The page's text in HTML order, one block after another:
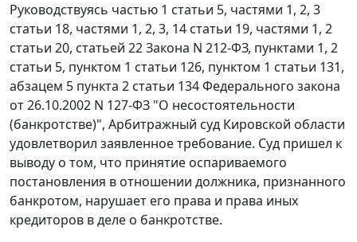
Руководствуясь частью 1 статьи 5, частями 1, 2, 3
статьи 18, частями 1, 2, 3, 14 статьи 19, частями 1, 2
статьи 20, статьей 22Закона N 212-ФЗ, пунктами 1, 2
статьи 5, пунктом 1 статьи 126, пунктом 1 статьи 131,
абзацем 5 пункта 2 статьи 134Федерального закона
от 26.10.2002 N 127-ФЗ "О несостоятельности
(банкротстве)", Арбитражный суд Кировской области
удовлетворил заявленное требование. Суд пришел к
выводу о том, что принятие оспариваемого
постановления в отношении должника, признанного
банкротом, нарушает его права и права иных
кредиторов в деле о банкротстве.